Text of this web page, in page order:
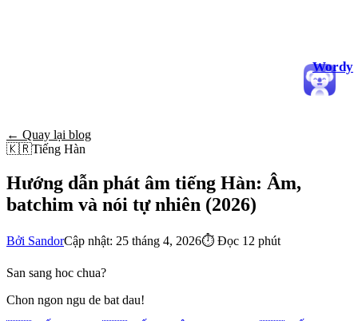
Wordy
← Quay lại blog
🇰🇷Tiếng Hàn
Hướng dẫn phát âm tiếng Hàn: Âm,
batchim và nói tự nhiên (2026)
Bởi SandorCập nhật: 25 tháng 4, 2026⏱ Đọc 12 phút
San sang hoc chua?
Chon ngon ngu de bat dau!